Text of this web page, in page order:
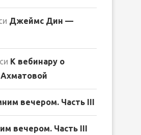
Джеймс Дин —
К вебинару о
вечером. Часть III
вечером. Часть III